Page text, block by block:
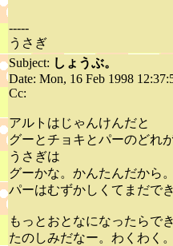
-----
うさぎ
Subject: しょうぶ。
Date: Mon, 16 Feb 1998
Cc:
アルトはじゃんけんだと
グーとチョキとパーのどれ
うさぎは
グーかな。かんたんだから。
パーはむずかしくてまだで
もっとおとなになったらで
たのしみだなー。わくわく。